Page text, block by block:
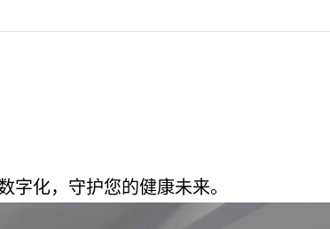
字化，守护您的健康未来。